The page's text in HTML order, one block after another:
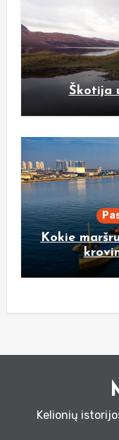
Škotija
Kokie
Kelionių